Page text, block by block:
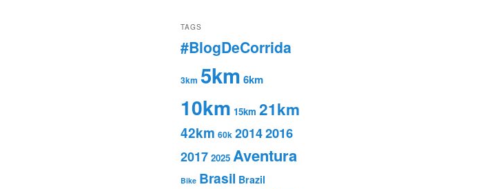
TAGS
#BlogDeCorrida
3km 5km 6km
10km 15km 21km
42km 60k 20142016
2017 2025 Aventura
Bike Brasil Brazil